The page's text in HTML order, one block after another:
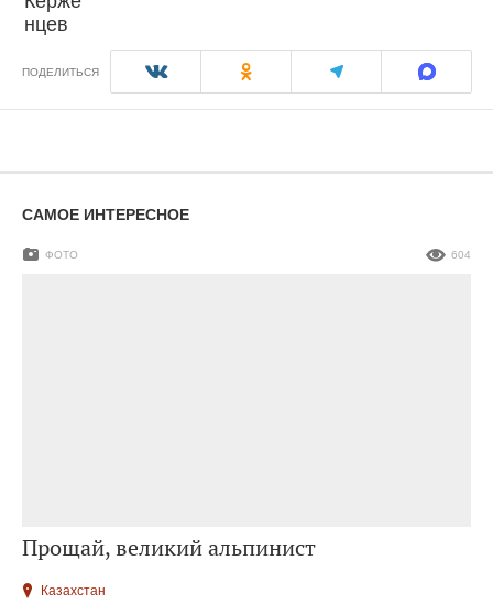
ПОДЕЛИТЬСЯ
САМОЕ ИНТЕРЕСНОЕ
Прощай, великий альпинист
ФОТО 604
Казахстан